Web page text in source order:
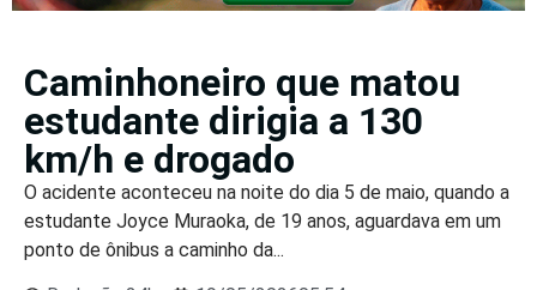
Caminhoneiro que matou
estudante dirigia a 130
km/h e drogado
O acidente aconteceu na noite do dia 5 de maio, quando a
estudante Joyce Muraoka, de 19 anos, aguardava em um
ponto de ônibus a caminho da...